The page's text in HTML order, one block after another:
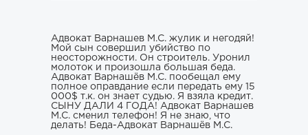
Адвокат Варнашев М.С. жулик и негодяй!
Мой сын совершил убийство по
неосторожности. Он строитель. Уронил
молоток и произошла большая беда.
Адвокат Варнашёв М.С. пообещал ему
полное оправдание если передать ему 15
000$ т.к. он знает судью. Я взяла кредит.
СЫНУ ДАЛИ 4 ГОДА! Адвокат Варнашев
М.С. сменил телефон! Я не знаю, что
делать! Беда-Адвокат Варнашёв М.С.